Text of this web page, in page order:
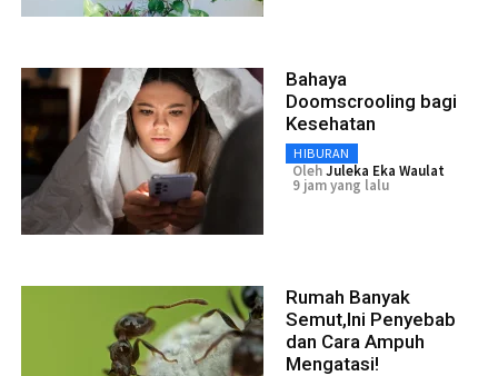
Bahaya
Doomscrooling bagi
Kesehatan
HIBURAN
OlehJuleka Eka Waulat
9 jam yang lalu
Rumah Banyak
Semut,Ini Penyebab
dan Cara Ampuh
Mengatasi!